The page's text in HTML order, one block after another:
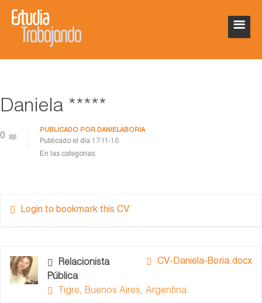
Daniela *****
0
PUBLICADO POR DANIELABORIA
Publicado el día 17-11-16
En las categorías:
Login to bookmark this CV
CV-Daniela-Boria.docx
Relacionista
Pública
Tigre, Buenos Aires, Argentina